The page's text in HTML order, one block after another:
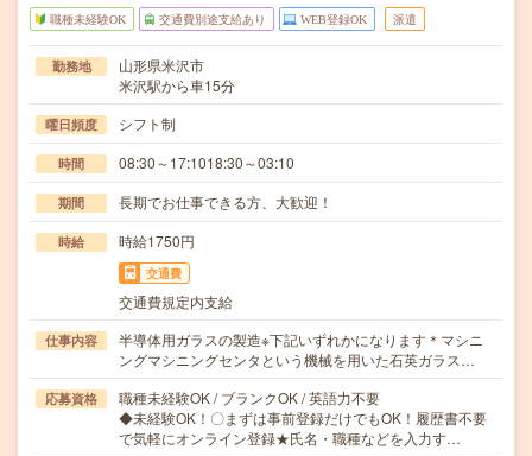
職種未経験OK 交通費別途支給あり WEB登録OK 派遣
勤務地
山形県米沢市
米沢駅から車15分
曜日頻度 シフト制
時間 08:30～17:1018:30～03:10
期間 長期でお仕事できる方、大歓迎！
時給 時給1750円
交通費
交通費規定内支給
仕事内容
半導体用ガラスの製造※下記いずれかになります＊マシニ
ングマシニングセンタという機械を用いた石英ガラス…
応募資格
職種未経験OK / ブランクOK / 英語力不要
◆未経験OK！〇まずは事前登録だけでもOK！履歴書不要
で気軽にオンライン登録★氏名・職種などを入力す…